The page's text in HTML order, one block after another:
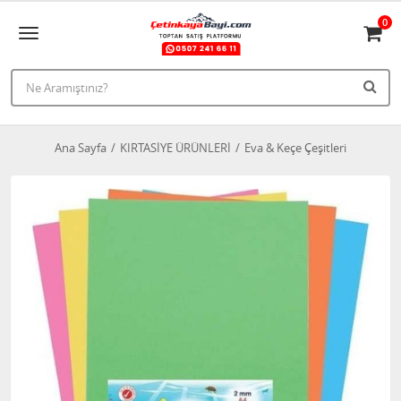
0
Ana Sayfa KIRTASİYE ÜRÜNLERİ Eva & Keçe Çeşitleri